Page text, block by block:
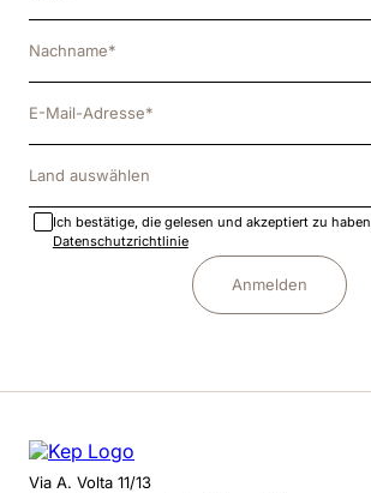
Land auswählen
Ich bestätige, die gelesen und akzeptiert zu haben
Datenschutzrichtlinie
Anmelden
Via A. Volta 11/13